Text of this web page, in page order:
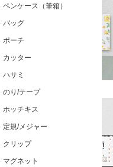
ペンケース（筆箱）
バッグ
ポーチ
カッター
ハサミ
のり/テープ
ホッチキス
定規/メジャー
クリップ
マグネット